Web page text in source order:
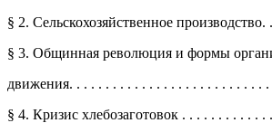
§ 2. Сельскохозяйственное
§ 3. Общинная революция и формы
движения. . . . . . . . . . . . . . . . . . . . . . . . . . .
§ 4. Кризис хлебозаготовок . . . . . . . . . . .